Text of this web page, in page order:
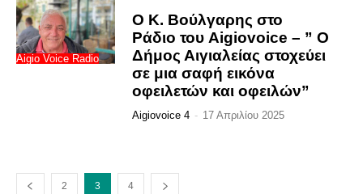
Aigio Voice Radio
Ο Κ. Βούλγαρης στο
Ράδιο του Aigiovoice – ” Ο
Δήμος Αιγιαλείας στοχεύει
σε μια σαφή εικόνα
οφειλετών και οφειλών”
Aigiovoice 4 - 17 Απριλίου 2025
2 3 4